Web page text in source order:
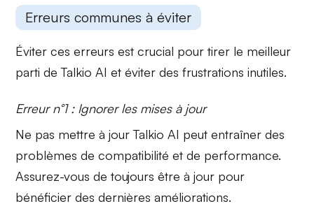
Erreurs communes à éviter
Éviter ces erreurs est crucial pour tirer le meilleur
parti de Talkio AI et éviter des frustrations inutiles.
Erreur n°1 : Ignorer les mises à jour
Ne pas mettre à jour Talkio AI peut entraîner des
problèmes de compatibilité et de performance.
Assurez-vous de toujours être à jour pour
bénéficier desdernières améliorations.